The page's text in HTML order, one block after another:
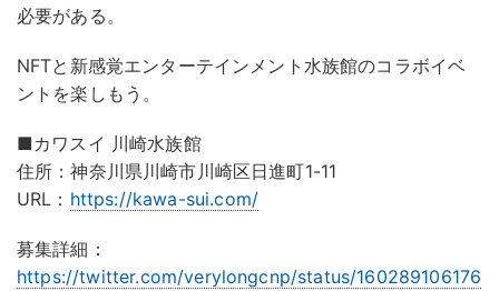
必要がある。
NFTと新感覚エンターテインメント水族館のコラボイベ
ントを楽しもう。
■カワスイ 川崎水族館
住所：神奈川県川崎市川崎区日進町1-11
URL： https://kawa-sui.com/
募集詳細：
https://twitter.com/verylongcnp/status/160289106176